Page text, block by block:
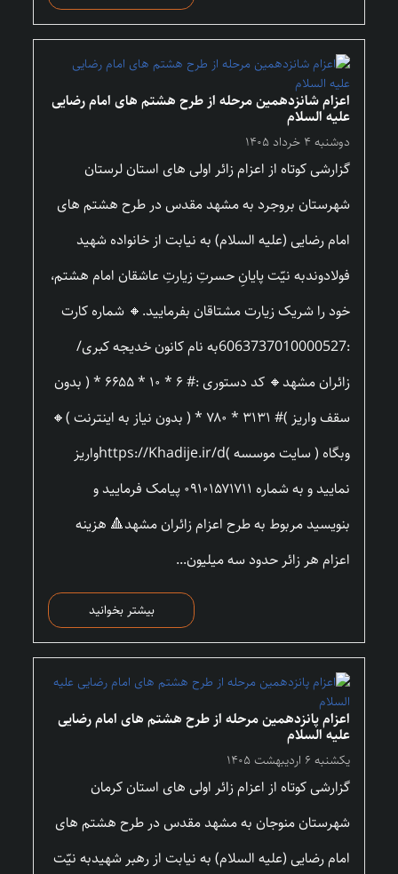
اعزام شانزدهمین مرحله از طرح هشتم های امام رضایی
علیه السلام
دوشنبه ۴ خرداد ۱۴۰۵
گزارشی کوتاه از اعزام زائر اولی های استان لرستان
شهرستان بروجرد به مشهد مقدس در طرح هشتم های
امام رضایی (علیه السلام) به نیابت از خانواده شهید
فولادوندبه نیّت پایانِ حسرتِ زیارتِ عاشقان امام هشتم،
خود را شریک زیارت مشتاقان بفرمایید.🔸 شماره کارت
:6063737010000527به نام کانون خدیجه کبری/
زائران مشهد🔸 کد دستوری :# ۶ * ۱۰ * ۶۶۵۵ * ( بدون
سقف واریز )# ۳۱۳۱ * ۷۸۰ * ( بدون نیاز به اینترنت )🔸
وبگاه ( سایت موسسه )https://Khadije.ir/dواریز
نمایید و به شماره ۰۹۱۰۱۵۷۱۷۱۱ پیامک فرمایید و
بنویسید مربوط به طرح اعزام زائران مشهد🔺 هزینه
اعزام هر زائر حدود سه میلیون...
بیشتر بخوانید
اعزام پانزدهمین مرحله از طرح هشتم های امام رضایی
علیه السلام
یکشنبه ۶ اردیبهشت ۱۴۰۵
گزارشی کوتاه از اعزام زائر اولی های استان کرمان
شهرستان منوجان به مشهد مقدس در طرح هشتم های
امام رضایی (علیه السلام) به نیابت از رهبر شهیدبه نیّت